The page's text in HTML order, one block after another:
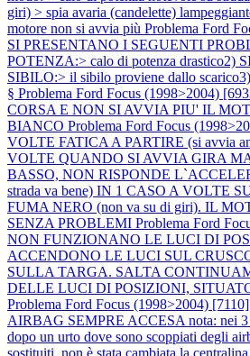
giri) > spia avaria (candelette)
motore non si avvia più Problema Ford
SI PRESENTANO I SEGUENTI
POTENZA:> calo di potenza drastico2)
SIBILO:> il sibilo proviene dallo
§ Problema Ford Focus (1998>2004)
CORSA E NON SI AVVIA PIU' IL
BIANCO Problema Ford Focus
VOLTE FATICA A PARTIRE (si avvia
VOLTE QUANDO SI AVVIA GIRA
BASSO, NON RISPONDE
strada va bene) IN 1 CASO A VOLTE
FUMA NERO (non va su di giri). IL
SENZA PROBLEMI Problema Ford
NON FUNZIONANO LE LUCI DI
ACCENDONO LE LUCI SUL
SULLA TARGA. SALTA
DELLE LUCI DI POSIZIONI,
Problema Ford Focus (1998>2004)
AIRBAG SEMPRE ACCESA nota: nei 3
dopo un urto dove sono scoppiati degli
sostituiti, non è stata cambiata la